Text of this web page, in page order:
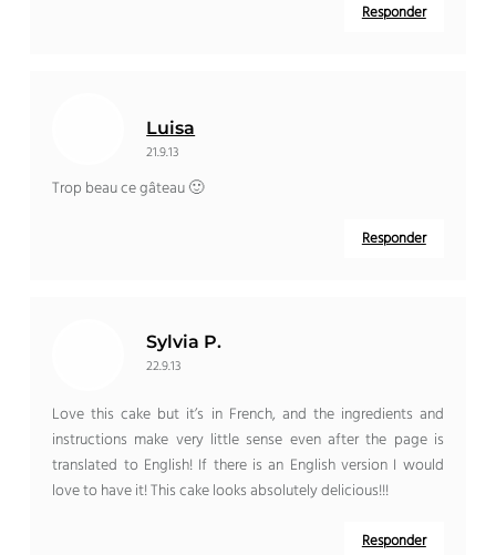
Responder
Luisa
21.9.13
Trop beau ce gâteau 🙂
Responder
Sylvia P.
22.9.13
Love this cake but it’s in French, and the ingredients and
instructions make very little sense even after the page is
translated to English! If there is an English version I would
love to have it!This cake looks absolutely delicious!!!
Responder